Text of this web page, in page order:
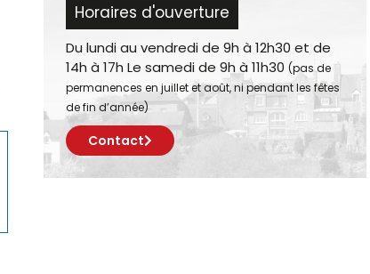
Horaires d'ouverture
Du lundi au vendredi de 9h à 12h30 et de
14h à 17h Le samedi de 9h à 11h30 (pas de
permanences en juillet et août, ni pendant les fêtes
de fin d’année)
Contact